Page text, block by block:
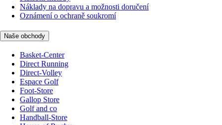
Náklady na dopravu a možnosti doručení
Oznámení o ochraně soukromí
Naše obchody
Basket-Center
Direct Running
Direct-Volley
Espace Golf
Foot-Store
Gallop Store
Golf and co
Handball-Store